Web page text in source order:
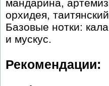
мандарина,
орхидея,
Базовые нотки:
и мускус.
Рекомендации: